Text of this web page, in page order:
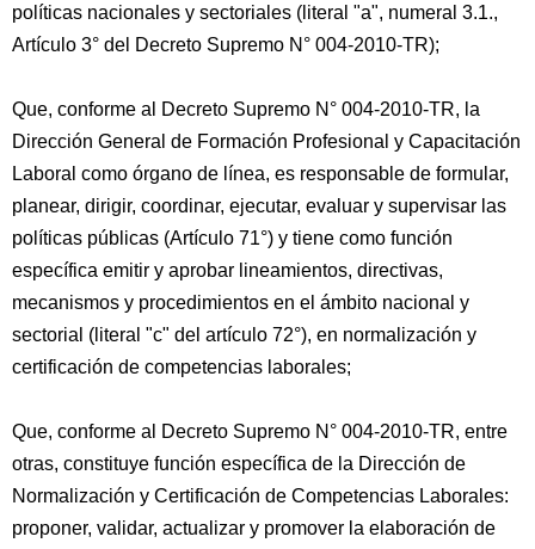
políticas nacionales y sectoriales (literal "a", numeral 3.1.,
Artículo 3° del Decreto Supremo N° 004-2010-TR);
Que, conforme al Decreto Supremo N° 004-2010-TR, la
Dirección General de Formación Profesional y Capacitación
Laboral como órgano de línea, es responsable de formular,
planear, dirigir, coordinar, ejecutar, evaluar y supervisar las
políticas públicas (Artículo 71°) y tiene como función
específica emitir y aprobar lineamientos, directivas,
mecanismos y procedimientos en el ámbito nacional y
sectorial (literal "c" del artículo 72°), en normalización y
certificación de competencias laborales;
Que, conforme al Decreto Supremo N° 004-2010-TR, entre
otras, constituye función específica de la Dirección de
Normalización y Certificación de Competencias Laborales:
proponer, validar, actualizar y promover la elaboración de